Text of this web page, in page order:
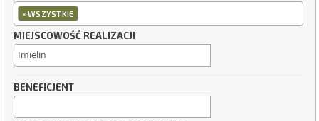
×WSZYSTKIE
MIEJSCOWOŚĆ REALIZACJI
BENEFICJENT